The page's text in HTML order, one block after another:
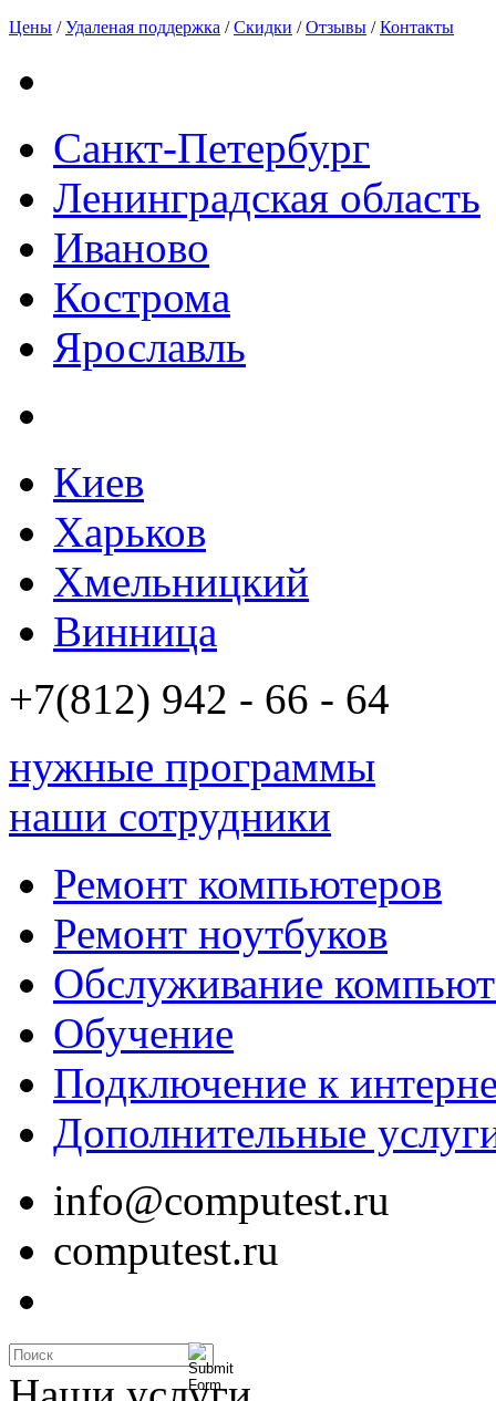
Цены /Удаленая поддержка /Скидки /Отзывы /Контакты
Санкт-Петербург
Ленинградская область
Иваново
Кострома
Ярославль
Киев
Харьков
Хмельницкий
Винница
+7(812) 942 - 66 - 64
нужные программы
наши сотрудники
Ремонт компьютеров
Ремонт ноутбуков
Обслуживание
Обучение
Подключение к
Дополнительные
info@computest.ru
computest.ru